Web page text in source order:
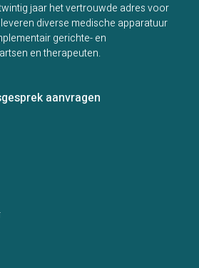
jaar het vertrouwde adres voor
diverse medische apparatuur
gerichte- en
en therapeuten.
aanvragen